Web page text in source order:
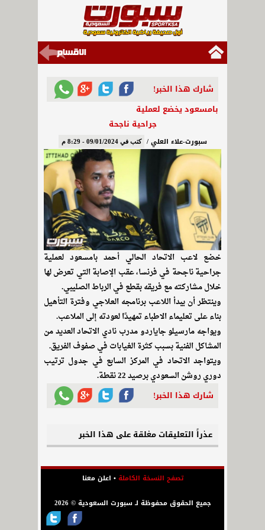
شارك هذا الخبر!
بامسعود يخضع لعملية
جراحية ناجحة
سبورت-علاء العلي / كتب في 09/01/2024 - 8:29 م
خضع لاعب الاتحاد الحالي أحمد بامسعود لعملية
جراحية ناجحة في فرنسا، عقب الإصابة التي تعرض لها
خلال مشاركته مع فريقه بقطع في الرباط الصليبي.
وينتظر أن يبدأ اللاعب برنامجه العلاجي وفترة التأهيل
بناء على تعليماء الاطباء تمهيدًا لعودته إلى الملاعب.
ويواجه مارسيلو جاياردو مدرب نادي الاتحاد العديد من
المشاكل الفنية بسبب كثرة الغيابات في صفوف الفريق.
ويتواجد الاتحاد في المركز السابع في جدول ترتيب
دوري روشن السعودي برصيد 22 نقطة.
شارك هذا الخبر!
عذراً التعليقات مغلقة على هذا الخبر
تصفح النسخة الكاملة• اعلن معنا
جميع الحقوق محفوظة لـ سبورت السعودية © 2026